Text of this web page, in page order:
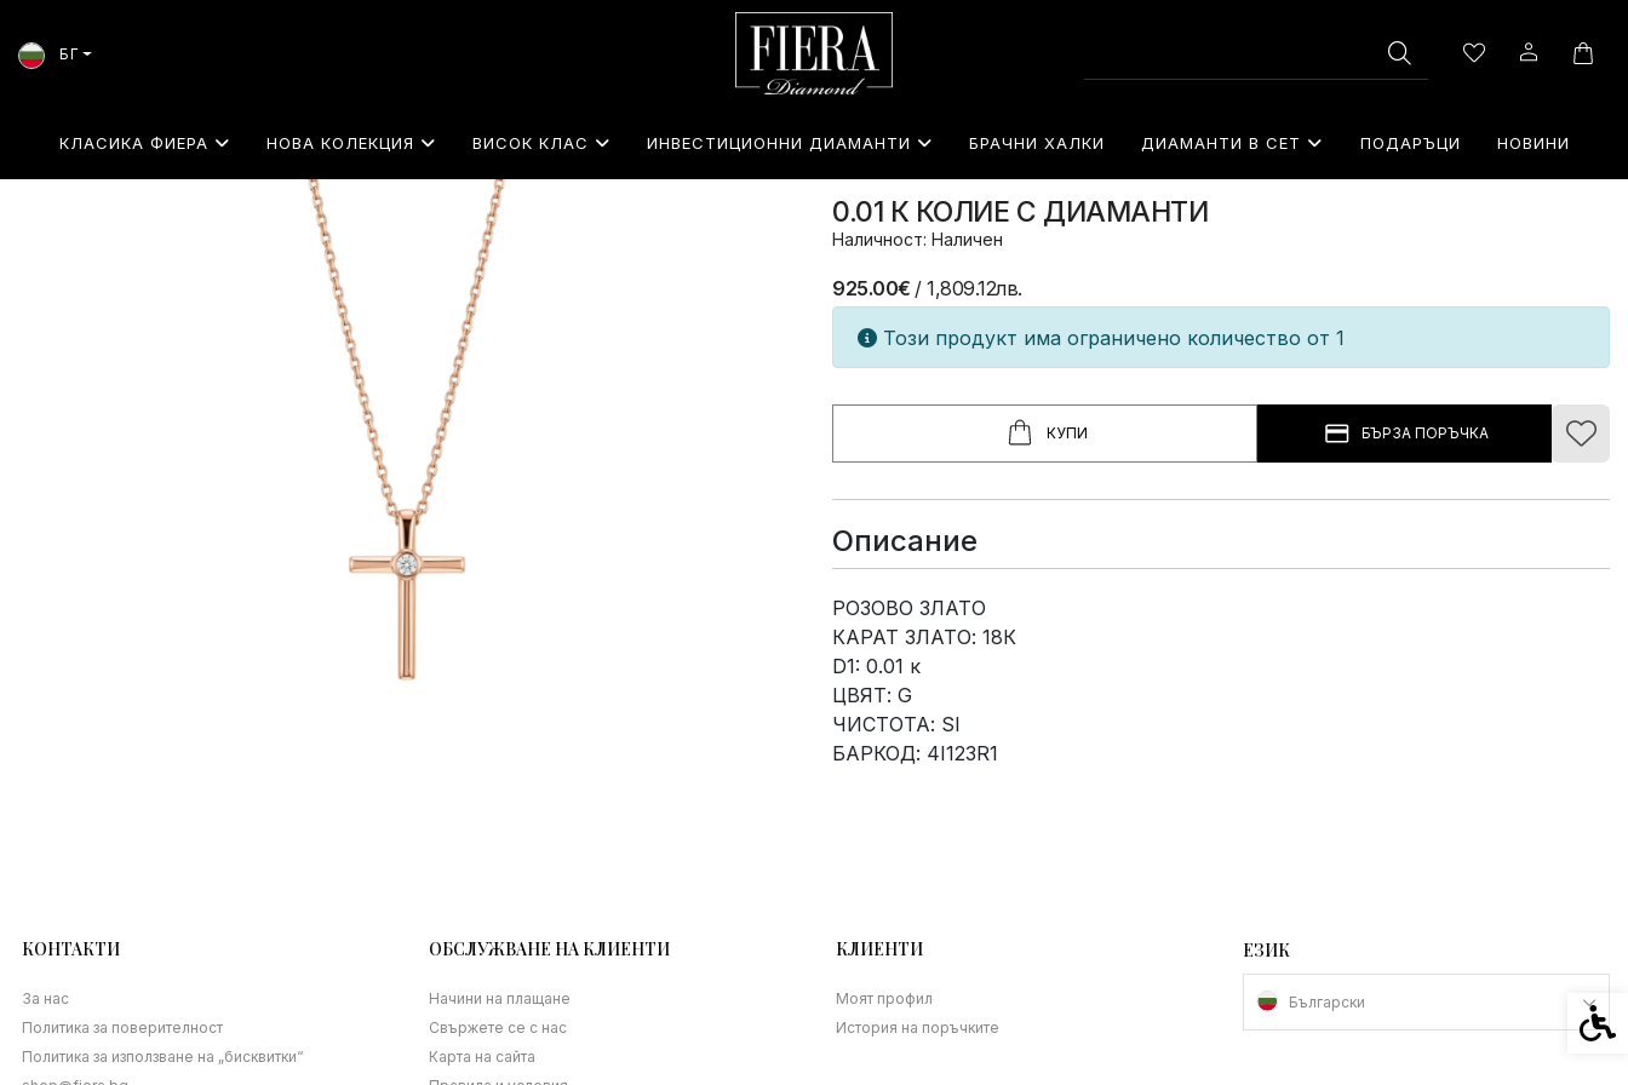
БГ
КЛАСИКА ФИЕРА НОВА КОЛЕКЦИЯ ⁠ПОДАРЪЦИ
ВИСОК КЛАС ИНВЕСТИЦИОННИ ДИАМАНТИ БРАЧНИ ХАЛКИ ДИАМАНТИ В СЕТ НОВИНИ
0.01 К КОЛИЕ С ДИАМАНТИ
Наличност: Наличен
925.00€ / 1,809.12лв.
Този продукт има ограничено количество от 1
КУПИ БЪРЗА ПОРЪЧКА
Описание
РОЗОВО ЗЛАТО
КАРАТ ЗЛАТО: 18К
D1: 0.01 к
ЦВЯТ: G
ЧИСТОТА: SI
БАРКОД: 4I123R1
КОНТАКТИ
За нас
Политика за поверителност
Политика за използване на „бисквитки“
ОБСЛУЖВАНЕ НА КЛИЕНТИ
Начини на плащане
Свържете се с нас
Карта на сайта
КЛИЕНТИ
Моят профил
История на поръчките
ЕЗИК
Български